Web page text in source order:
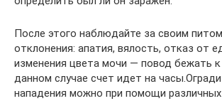
После этого наблюдайте за своим
отклонения: апатия, вялость, отказ от
изменения цвета мочи — повод бежать к
данном случае счет идет на
нападения можно при помощи